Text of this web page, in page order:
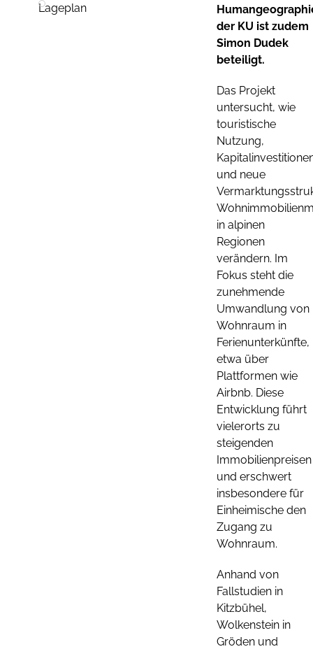
Lageplan
der KU ist zudem
Simon Dudek
beteiligt.
Das Projekt
untersucht, wie
touristische
Nutzung,
und neue
in alpinen
Regionen
verändern. Im
Fokus steht die
zunehmende
Umwandlung von
Wohnraum in
Ferienunterkünfte,
etwa über
Plattformen wie
Airbnb. Diese
Entwicklung führt
vielerorts zu
steigenden
Immobilienpreisen
und erschwert
insbesondere für
Einheimische den
Zugang zu
Wohnraum.
Anhand von
Fallstudien in
Kitzbühel,
Wolkenstein in
Gröden und